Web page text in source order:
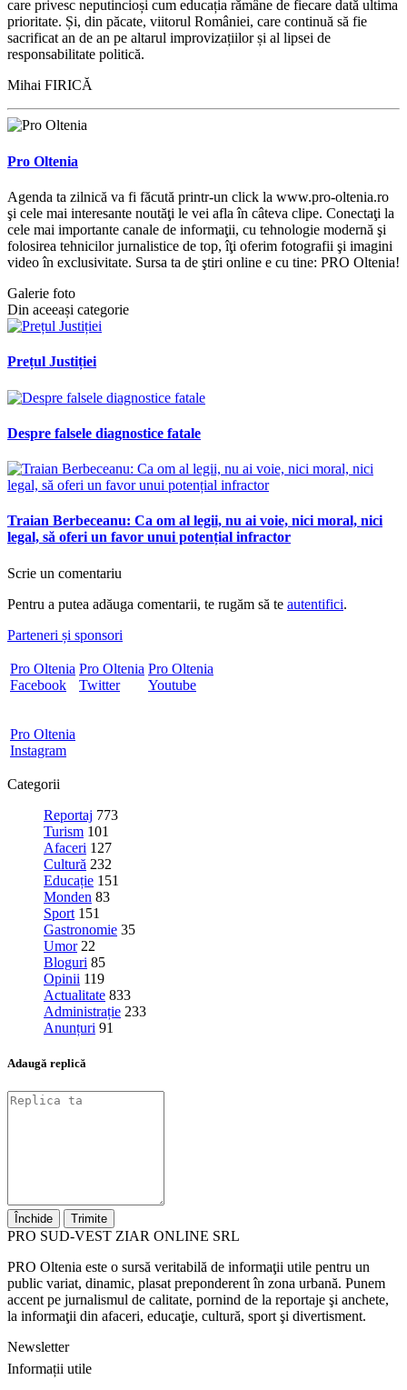
care privesc neputincioși cum educația rămâne de fiecare dată ultima
prioritate. Și, din păcate, viitorul României, care continuă să fie
sacrificat an de an pe altarul improvizațiilor și al lipsei de
responsabilitate politică.
Mihai FIRICĂ
Pro Oltenia
Agenda ta zilnică va fi făcută printr-un click la www.pro-oltenia.ro
şi cele mai interesante noutăţi le vei afla în câteva clipe. Conectaţi la
cele mai importante canale de informaţii, cu tehnologie modernă şi
folosirea tehnicilor jurnalistice de top, îţi oferim fotografii şi imagini
video în exclusivitate. Sursa ta de ştiri online e cu tine: PRO Oltenia!
Galerie foto
Din aceeași categorie
Prețul Justiției
Despre falsele diagnostice fatale
Traian Berbeceanu: Ca om al legii, nu ai voie, nici moral, nici
legal, să oferi un favor unui potențial infractor
Scrie un comentariu
Pentru a putea adăuga comentarii, te rugăm să te autentifici.
Parteneri și sponsori
Pro Oltenia
Facebook
Pro Oltenia
Twitter
Pro Oltenia
Youtube
Pro Oltenia
Instagram
Categorii
Reportaj 773
Turism 101
Afaceri 127
Cultură 232
Educație 151
Monden 83
Sport 151
Gastronomie 35
Umor 22
Bloguri 85
Opinii 119
Actualitate 833
Administrație 233
Anunțuri 91
Adaugă replică
Închide Trimite
PRO SUD-VEST ZIAR ONLINE SRL
PRO Oltenia este o sursă veritabilă de informaţii utile pentru un
public variat, dinamic, plasat preponderent în zona urbană. Punem
accent pe jurnalismul de calitate, pornind de la reportaje şi anchete,
la informaţii din afaceri, educaţie, cultură, sport şi divertisment.
Newsletter
Informații utile